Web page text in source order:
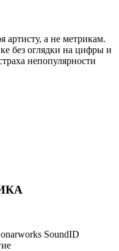
артисту, а не метрикам.
без оглядки на цифры и
непопулярности
SoundID